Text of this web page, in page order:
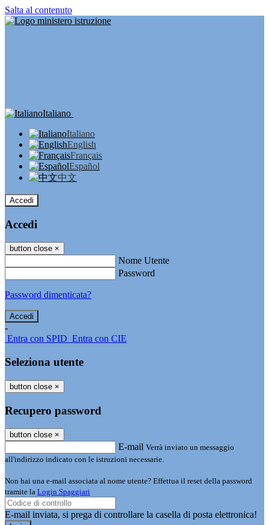
Salta al contenuto
Italiano
Italiano
English
Français
Español
中文
Accedi
Accedi
button close ×
Nome Utente
Password
Password dimenticata?
-
Entra con SPID Entra con CIE
Seleziona utente
button close ×
Recupero password
button close ×
E-mail Verrà inviato un messaggio
all'indirizzo indicato con le istruzioni necessarie.
Non hai una e-mail associata al nome utente? Effettua il reset della password
tramite la Login Spaggiari
E-mail inviata, si prega di controllare la casella di posta elettronica!